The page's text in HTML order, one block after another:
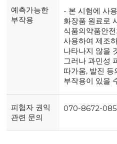
예측가능한
부작용
- 본 시험에 사
화장품 원료로
식품의약품안
사용하여 제조
나타나지 않을
그러나 과민성
따가움, 발진
부작용이 있을
피험자 권익
관련 문의
070-8672-